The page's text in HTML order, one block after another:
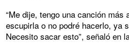
“Me dije, tengo una canción más
escupirla o no podré hacerlo, ya
Necesito sacar esto”, señaló en